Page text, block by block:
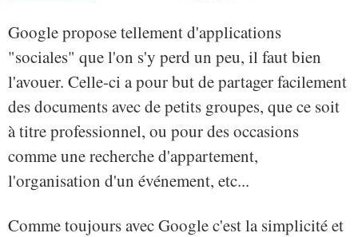
Google propose tellement d'applications
"sociales" que l'on s'y perd un peu, il faut bien
l'avouer. Celle-ci a pour but de partager facilement
des documents avec de petits groupes, que ce soit
à titre professionnel, ou pour des occasions
comme une recherche d'appartement,
l'organisation d'un événement, etc...
Comme toujours avec Google c'est la simplicité et